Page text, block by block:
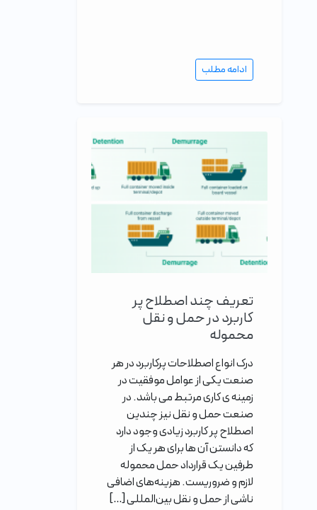
ادامه مطلب
تعریف چند اصطلاح پر
کاربرد در حمل و نقل
محموله
درک انواع اصطلاحات پرکاربرد در هر
صنعت یکی از عوامل موفقیت در
زمینه ی کاری مرتبط می باشد. در
صنعت حمل و نقل نیز چندین
اصطلاح پر کاربرد زیادی وجود دارد
که دانستن آن ها برای هر یک از
طرفین یک قرارداد حمل محموله
لازم و ضروریست. هزینه‌های اضافی
ناشی از حمل و نقل بین‌المللی […]